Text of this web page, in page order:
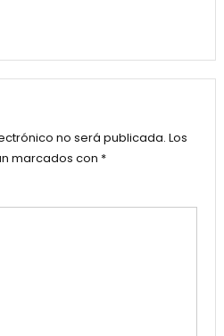
no será publicada. Los
marcados con *